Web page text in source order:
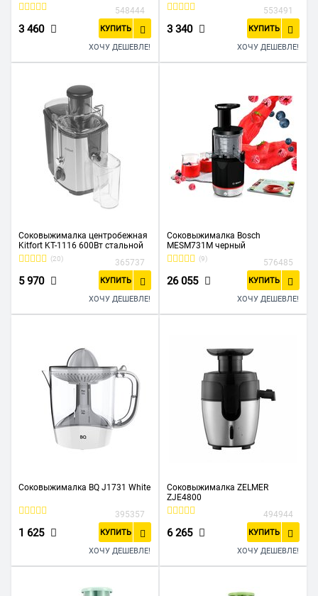
548444
3 460 КУПИТЬ
ХОЧУ ДЕШЕВЛЕ!
553491
3 340 КУПИТЬ
ХОЧУ ДЕШЕВЛЕ!
Соковыжималка центробежная
Kitfort KT-1116 600Вт стальной
(20) 365737
5 970 КУПИТЬ
ХОЧУ ДЕШЕВЛЕ!
Соковыжималка Bosch
MESM731M черный
(9) 576485
26 055 КУПИТЬ
ХОЧУ ДЕШЕВЛЕ!
Соковыжималка BQ J1731 White
395357
1 625 КУПИТЬ
ХОЧУ ДЕШЕВЛЕ!
Соковыжималка ZELMER
ZJE4800
494944
6 265 КУПИТЬ
ХОЧУ ДЕШЕВЛЕ!